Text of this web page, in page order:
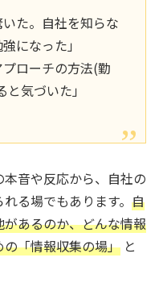
いた。自社を知らな
になった」
プローチの方法(勤
気づいた」
音や反応から、自社の
る場でもあります。 自
あるのか、どんな情報
「情報収集の場」 と